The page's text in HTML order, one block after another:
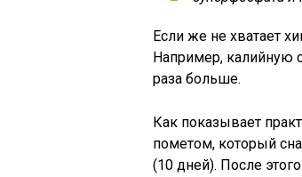
Если же не хватает
Например, калийную
раза больше.
Как показывает
пометом, который
(10 дней). После